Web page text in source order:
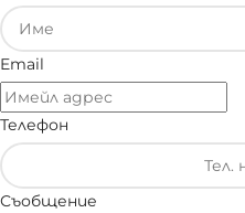
Email
Телефон
Съобщение